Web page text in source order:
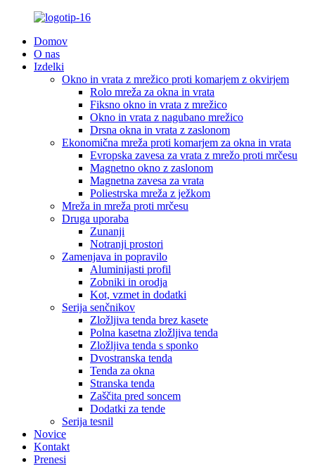
Domov
O nas
Izdelki
Okno in vrata z mrežico proti komarjem z okvirjem
Rolo mreža za okna in vrata
Fiksno okno in vrata z mrežico
Okno in vrata z nagubano mrežico
Drsna okna in vrata z zaslonom
Ekonomična mreža proti komarjem za okna in vrata
Evropska zavesa za vrata z mrežo proti mrčesu
Magnetno okno z zaslonom
Magnetna zavesa za vrata
Poliestrska mreža z ježkom
Mreža in mreža proti mrčesu
Druga uporaba
Zunanji
Notranji prostori
Zamenjava in popravilo
Aluminijasti profil
Zobniki in orodja
Kot, vzmet in dodatki
Serija senčnikov
Zložljiva tenda brez kasete
Polna kasetna zložljiva tenda
Zložljiva tenda s sponko
Dvostranska tenda
Tenda za okna
Stranska tenda
Zaščita pred soncem
Dodatki za tende
Serija tesnil
Novice
Kontakt
Prenesi